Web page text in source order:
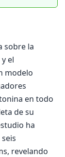
sobre la
el
modelo
en todo
de su
ha
revelando